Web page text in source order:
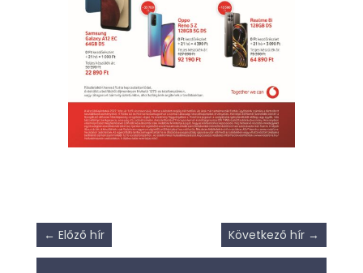
← Előző hír Következő hír →